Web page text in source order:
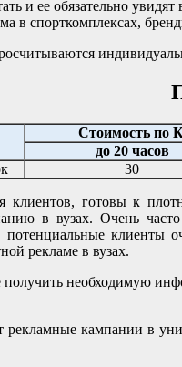
и ее обязательно увидят
в спорткомплексах,
Стоимость по
до 20 часов
30
клиентов, готовы к
в вузах. Очень
потенциальные клиенты
рекламе в вузах.
необходимую
кампании в